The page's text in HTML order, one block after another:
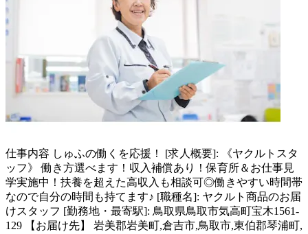
仕事内容 しゅふの働くを応援！ [求人概要]: 《ヤクルトスタ
ッフ》 働き方選べます！収入補償あり！保育所＆お仕事見
学実施中！扶養を超えた高収入も相談可◎働きやすい時間帯
なので自分の時間も持てます♪ [職種名]: ヤクルト商品のお届
けスタッフ [勤務地・最寄駅]: 鳥取県鳥取市気高町宝木1561-
129 【お届け先】 岩美郡岩美町,倉吉市,鳥取市,東伯郡琴浦町,